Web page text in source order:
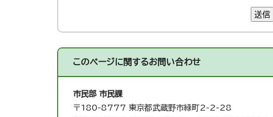
送信
このページに関するお問い合わせ
市民部 市民課
〒180-8777 東京都武蔵野市緑町2-2-28